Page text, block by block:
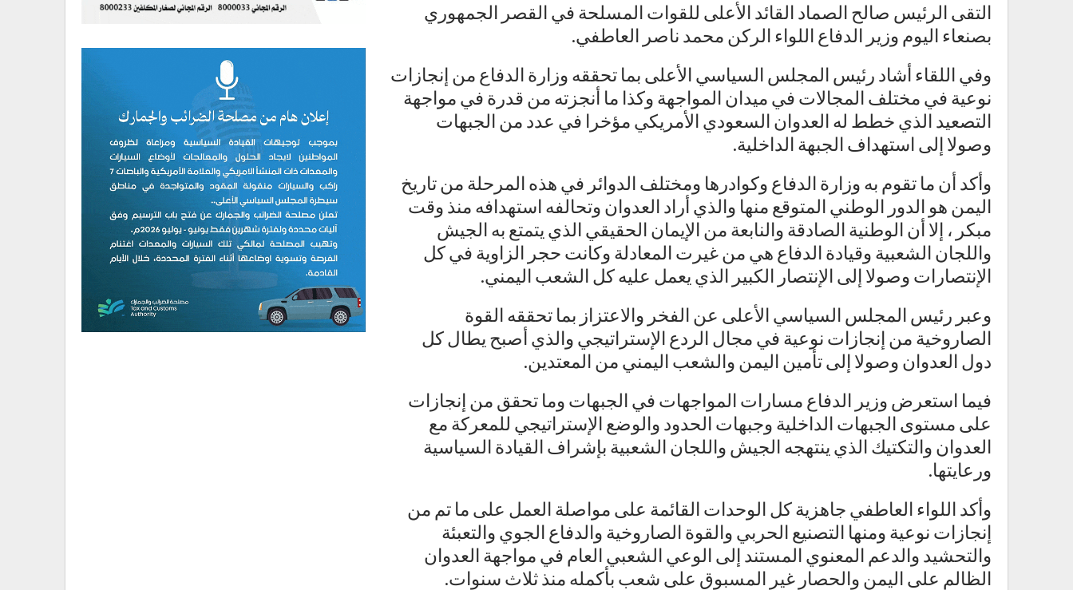
التقى الرئيس صالح الصماد القائد الأعلى للقوات المسلحة في القصر الجمهوري
بصنعاء اليوم وزير الدفاع اللواء الركن محمد ناصر العاطفي.
وفي اللقاء أشاد رئيس المجلس السياسي الأعلى بما تحققه وزارة الدفاع من إنجازات
نوعية في مختلف المجالات في ميدان المواجهة وكذا ما أنجزته من قدرة في مواجهة
التصعيد الذي خطط له العدوان السعودي الأمريكي مؤخرا في عدد من الجبهات
وصولا إلى استهداف الجبهة الداخلية.
وأكد أن ما تقوم به وزارة الدفاع وكوادرها ومختلف الدوائر في هذه المرحلة من تاريخ
اليمن هو الدور الوطني المتوقع منها والذي أراد العدوان وتحالفه استهدافه منذ وقت
مبكر ، إلا أن الوطنية الصادقة والنابعة من الإيمان الحقيقي الذي يتمتع به الجيش
واللجان الشعبية وقيادة الدفاع هي من غيرت المعادلة وكانت حجر الزاوية في كل
الإنتصارات وصولا إلى الإنتصار الكبير الذي يعمل عليه كل الشعب اليمني.
وعبر رئيس المجلس السياسي الأعلى عن الفخر والاعتزاز بما تحققه القوة
الصاروخية من إنجازات نوعية في مجال الردع الإستراتيجي والذي أصبح يطال كل
دول العدوان وصولا إلى تأمين اليمن والشعب اليمني من المعتدين.
فيما استعرض وزير الدفاع مسارات المواجهات في الجبهات وما تحقق من إنجازات
على مستوى الجبهات الداخلية وجبهات الحدود والوضع الإستراتيجي للمعركة مع
العدوان والتكتيك الذي ينتهجه الجيش واللجان الشعبية بإشراف القيادة السياسية
ورعايتها.
وأكد اللواء العاطفي جاهزية كل الوحدات القائمة على مواصلة العمل على ما تم من
إنجازات نوعية ومنها التصنيع الحربي والقوة الصاروخية والدفاع الجوي والتعبئة
والتحشيد والدعم المعنوي المستند إلى الوعي الشعبي العام في مواجهة العدوان
الظالم على اليمن والحصار غير المسبوق على شعب بأكمله منذ ثلاث سنوات.